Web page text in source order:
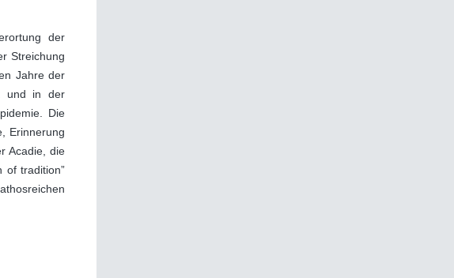
der
Streichung
Jahre der
und in der
Die
Erinnerung
Acadie, die
of tradition”